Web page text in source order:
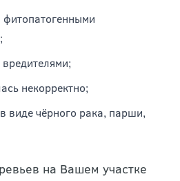
некорректно;
виде чёрного рака, парши,
на Вашем участке